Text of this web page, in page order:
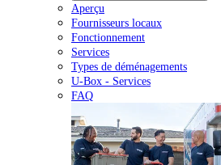
Aperçu
Fournisseurs locaux
Fonctionnement
Services
Types de déménagements
U-Box - Services
FAQ